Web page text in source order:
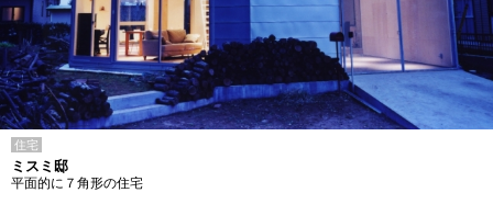
住宅
ミスミ邸
平面的に７角形の住宅